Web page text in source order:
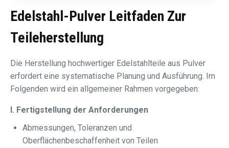
Edelstahl-Pulver Leitfaden Zur
Teileherstellung
Die Herstellung hochwertiger Edelstahlteile aus Pulver
erfordert eine systematische Planung und Ausführung. Im
Folgenden wird ein allgemeiner Rahmen vorgegeben:
I. Fertigstellung der Anforderungen
Abmessungen, Toleranzen und
Oberflächenbeschaffenheit von Teilen